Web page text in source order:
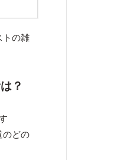
トの雑
？
のどの